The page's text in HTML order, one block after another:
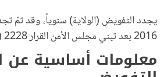
2016 بعد تبني مجلس الأمن القرار 2228 (2015) في 29 يونيو.
معلومات أساسية عن